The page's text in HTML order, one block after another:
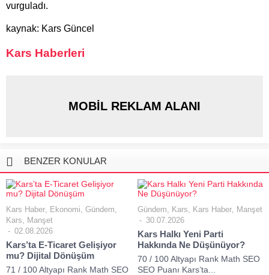
vurguladı.
kaynak: Kars Güncel
Kars Haberleri
MOBİL REKLAM ALANI
BENZER KONULAR
Kars Haber, Ekonomi, Gündem,
Kars, Manşet
02.08.2026
Kars’ta E-Ticaret Gelişiyor
mu? Dijital Dönüşüm
71 / 100 Altyapı Rank Math SEO
Gündem, Kars, Kars Haber, Manşet
30.07.2026
Kars Halkı Yeni Parti
Hakkında Ne Düşünüyor?
70 / 100 Altyapı Rank Math SEO
SEO Puanı Kars’ta...